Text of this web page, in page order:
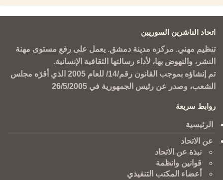
اتحاد الناشرين السوريين
تنظيم مهني. مركزه مدينة دمشق. يعمل على رفع مستوى مهنة
النشر، والنهوض بها، لأداء رسالتها الثقافية الإنسانية.
تم إنشاؤه بموجب القانون رقم/14/ للعام 2005 الذي أقرّه مجلس
الشعب، وصدر عن رئيس الجمهورية في 26/5/2005
روابط سريعة
الرئيسية
عن الاتحاد
نبذة عن الاتحاد
قوانين وانظمة
أعضاء المكتب التنفيذي